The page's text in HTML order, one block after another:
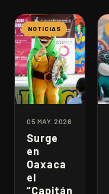
NOTICIAS
05 MAY. 2026
Surge
en
Oaxaca
el
“Capitán